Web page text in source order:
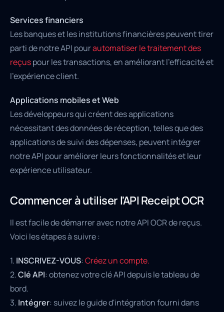
Services financiers
Les banques et les institutions financières peuvent tirer
parti de notre API pourautomatiser le traitement des
reçuspour les transactions, en améliorant l'efficacité et
l'expérience client.
Applications mobiles et Web
Les développeurs qui créent des applications
nécessitant des données de réception, telles que des
applications de suivi des dépenses, peuvent intégrer
notre API pour améliorer leurs fonctionnalités et leur
expérience utilisateur.
Commencer à utiliser l'API Receipt OCR
Il est facile de démarrer avec notre API OCR de reçus.
Voici les étapes à suivre :
1. INSCRIVEZ-VOUS: Créez un compte.
2.Clé API: obtenez votre clé API depuis le tableau de
bord.
3. Intégrer: suivez le guide d'intégration fourni dans